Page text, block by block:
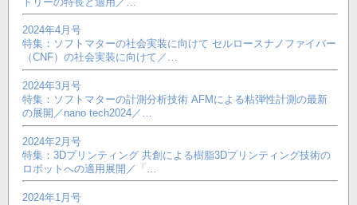
2024年4月号
特集：ソフトマターの社会実装に向けて セルロースナノファイバー
（CNF）の社会実装に向けて／…
2024年3月号
特集：ソフトマターの計測分析技術 AFMによる粘弾性計測の最新
の展開／nano tech2024／…
2024年2月号
特集：3Dプリンティング 共創による樹脂3Dプリンティング技術の
ロボットへの適用展開／「…
2024年1月号